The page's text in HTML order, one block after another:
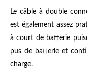
Le câble à double
est également assez
à court de batterie
pus de batterie et
charge.